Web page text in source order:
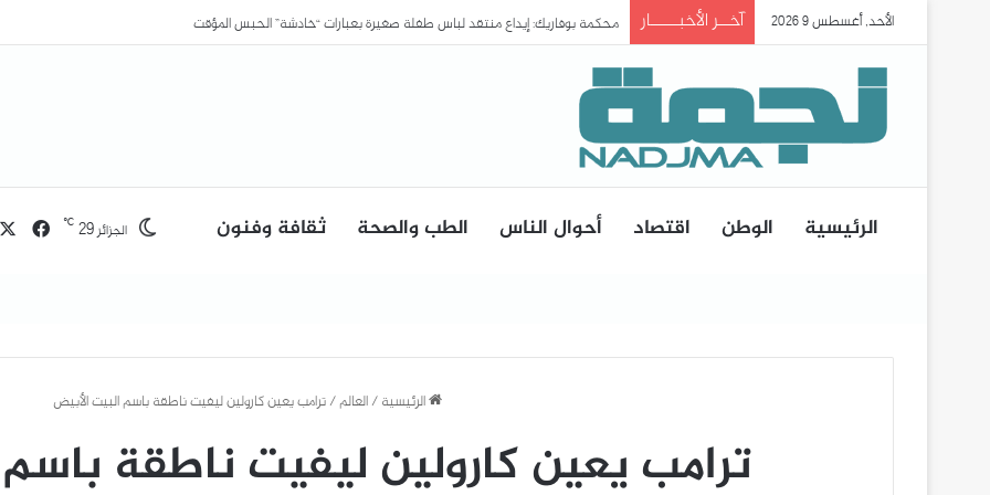
الأحد, أغسطس 9 2026 آخــر الأخبـــــار محكمة بوفاريك: إيداع منتقد لباس طفلة صغيرة بعبارات “خادشة” الحبس المؤقت
الرئيسية الوطن اقتصاد أحوال الناس الطب والصحة ثقافة وفنون الجزائر29
℃
الرئيسية/العالم/ترامب يعين كارولين ليفيت ناطقة باسم البيت الأبيض
ترامب يعين كارولين ليفيت ناطقة